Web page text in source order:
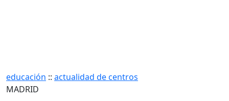
educación :: actualidad de centros
MADRID